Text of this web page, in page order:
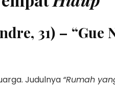
31) –
Judulnya “Rumah